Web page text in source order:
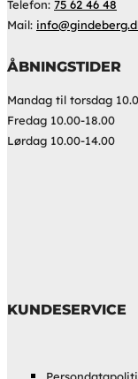
Telefon: 75 62 46 48
Mail:
ÅBNINGSTIDER
Mandag til torsdag
Fredag 10.00-18.00
Lørdag 10.00-14.00
KUNDESERVICE